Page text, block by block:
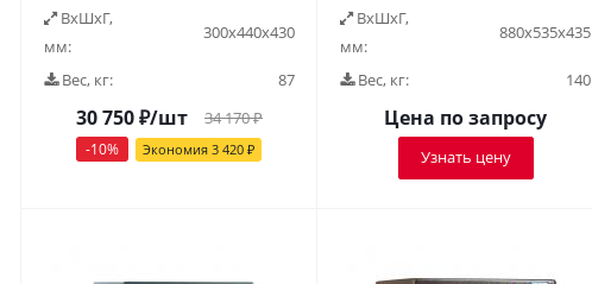
ВxШxГ,
мм:
300х440х430
Вес, кг: 87
30 750₽/шт 34 170₽
-10% Экономия 3 420 ₽
ВxШxГ,
мм:
880х535х435
Вес, кг: 140
Цена по запросу
Узнать цену